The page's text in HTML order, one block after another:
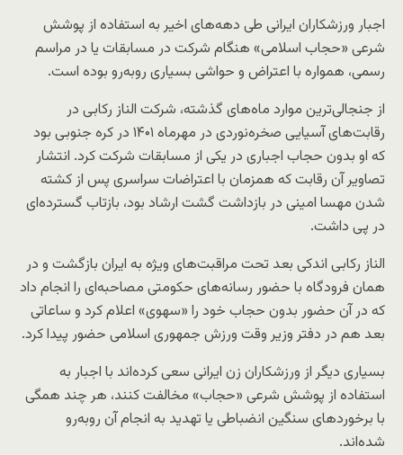
اجبار ورزشکاران ایرانی طی دهه‌های اخیر به استفاده از پوشش
شرعی «حجاب اسلامی» هنگام شرکت در مسابقات یا در مراسم
رسمی، همواره با اعتراض و حواشی بسیاری روبه‌رو بوده است.
از جنجالی‌ترین موارد ماه‌های گذشته، شرکت الناز رکابی در
رقابت‌های آسیایی صخره‌نوردی در مهرماه ۱۴۰۱ در کره جنوبی بود
که او بدون حجاب اجباری در یکی از مسابقات شرکت کرد. انتشار
تصاویر آن رقابت که همزمان با اعتراضات سراسری پس از کشته
شدن مهسا امینی در بازداشت گشت ارشاد بود، بازتاب گسترده‌ای
در پی داشت.
الناز رکابی اندکی بعد تحت مراقبت‌های ویژه به ایران بازگشت و در
همان فرودگاه با حضور رسانه‌های حکومتی مصاحبه‌ای را انجام داد
که در آن حضور بدون حجاب خود را «سهوی» اعلام کرد و ساعاتی
بعد هم در دفتر وزیر وقت ورزش جمهوری اسلامی حضور پیدا کرد.
بسیاری دیگر از ورزشکاران زن ایرانی سعی کرده‌اند با اجبار به
استفاده از پوشش شرعی «حجاب» مخالفت کنند، هر چند همگی
با برخوردهای سنگین انضباطی یا تهدید به انجام آن روبه‌رو
شده‌اند.